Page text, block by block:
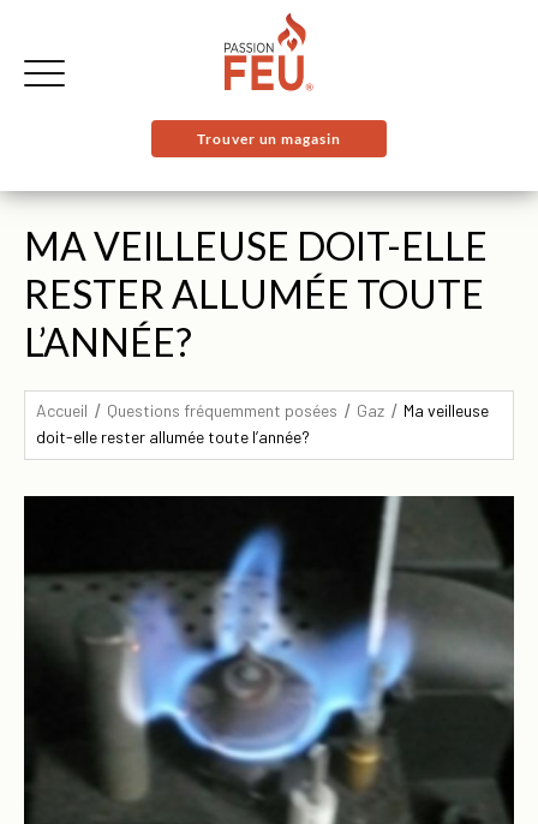
Trouver un magasin
MA VEILLEUSE DOIT-ELLE
RESTER ALLUMÉE TOUTE
L’ANNÉE?
Accueil Questions fréquemment posées Gaz
Ma veilleuse
doit-elle rester allumée toute l’année?